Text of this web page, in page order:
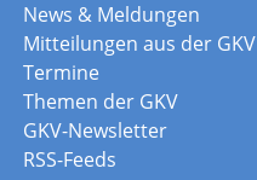
News & Meldungen
Mitteilungen aus der GKV
Termine
Themen der GKV
GKV-Newsletter
RSS-Feeds